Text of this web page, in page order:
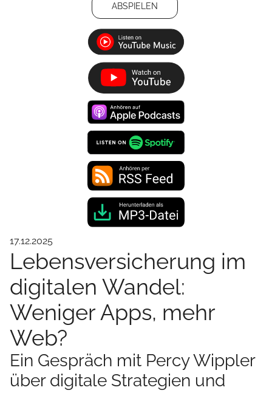
ABSPIELEN
17.12.2025
Lebensversicherung im
digitalen Wandel:
Weniger Apps, mehr
Web?
Ein Gespräch mit Percy Wippler
über digitale Strategien und